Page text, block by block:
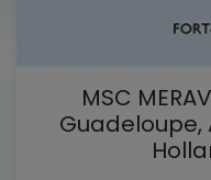
MSC
Guadeloupe,